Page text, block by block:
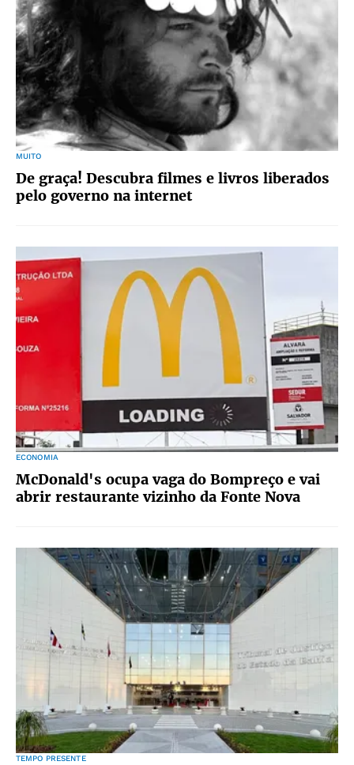
MUITO
De graça! Descubra filmes e livros liberados
pelo governo na internet
ECONOMIA
McDonald's ocupa vaga do Bompreço e vai
abrir restaurante vizinho da Fonte Nova
TEMPO PRESENTE